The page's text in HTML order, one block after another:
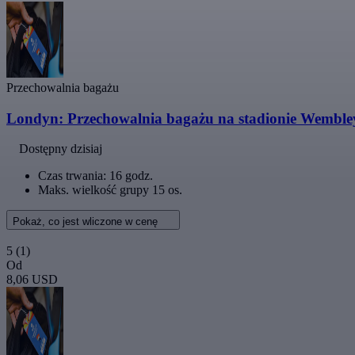
Przechowalnia bagażu
Londyn: Przechowalnia bagażu na stadionie
Dostępny dzisiaj
Czas trwania: 16 godz.
Maks. wielkość grupy 15 os.
Pokaż, co jest wliczone w cenę
5 (1)
Od
8,06 USD